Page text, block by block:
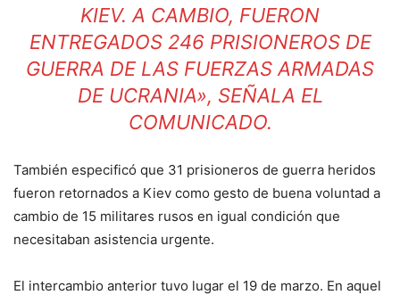
KIEV. A CAMBIO, FUERON
ENTREGADOS 246 PRISIONEROS DE
GUERRA DE LAS FUERZAS ARMADAS
DE UCRANIA», SEÑALA EL
COMUNICADO.
También especificó que 31 prisioneros de guerra heridos
fueron retornados a Kiev como gesto de buena voluntad a
cambio de 15 militares rusos en igual condición que
necesitaban asistencia urgente.
El intercambio anterior tuvo lugar el 19 de marzo. En aquel